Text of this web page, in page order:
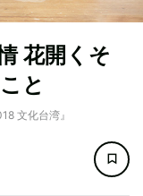
花開くそ
と
文化台湾』